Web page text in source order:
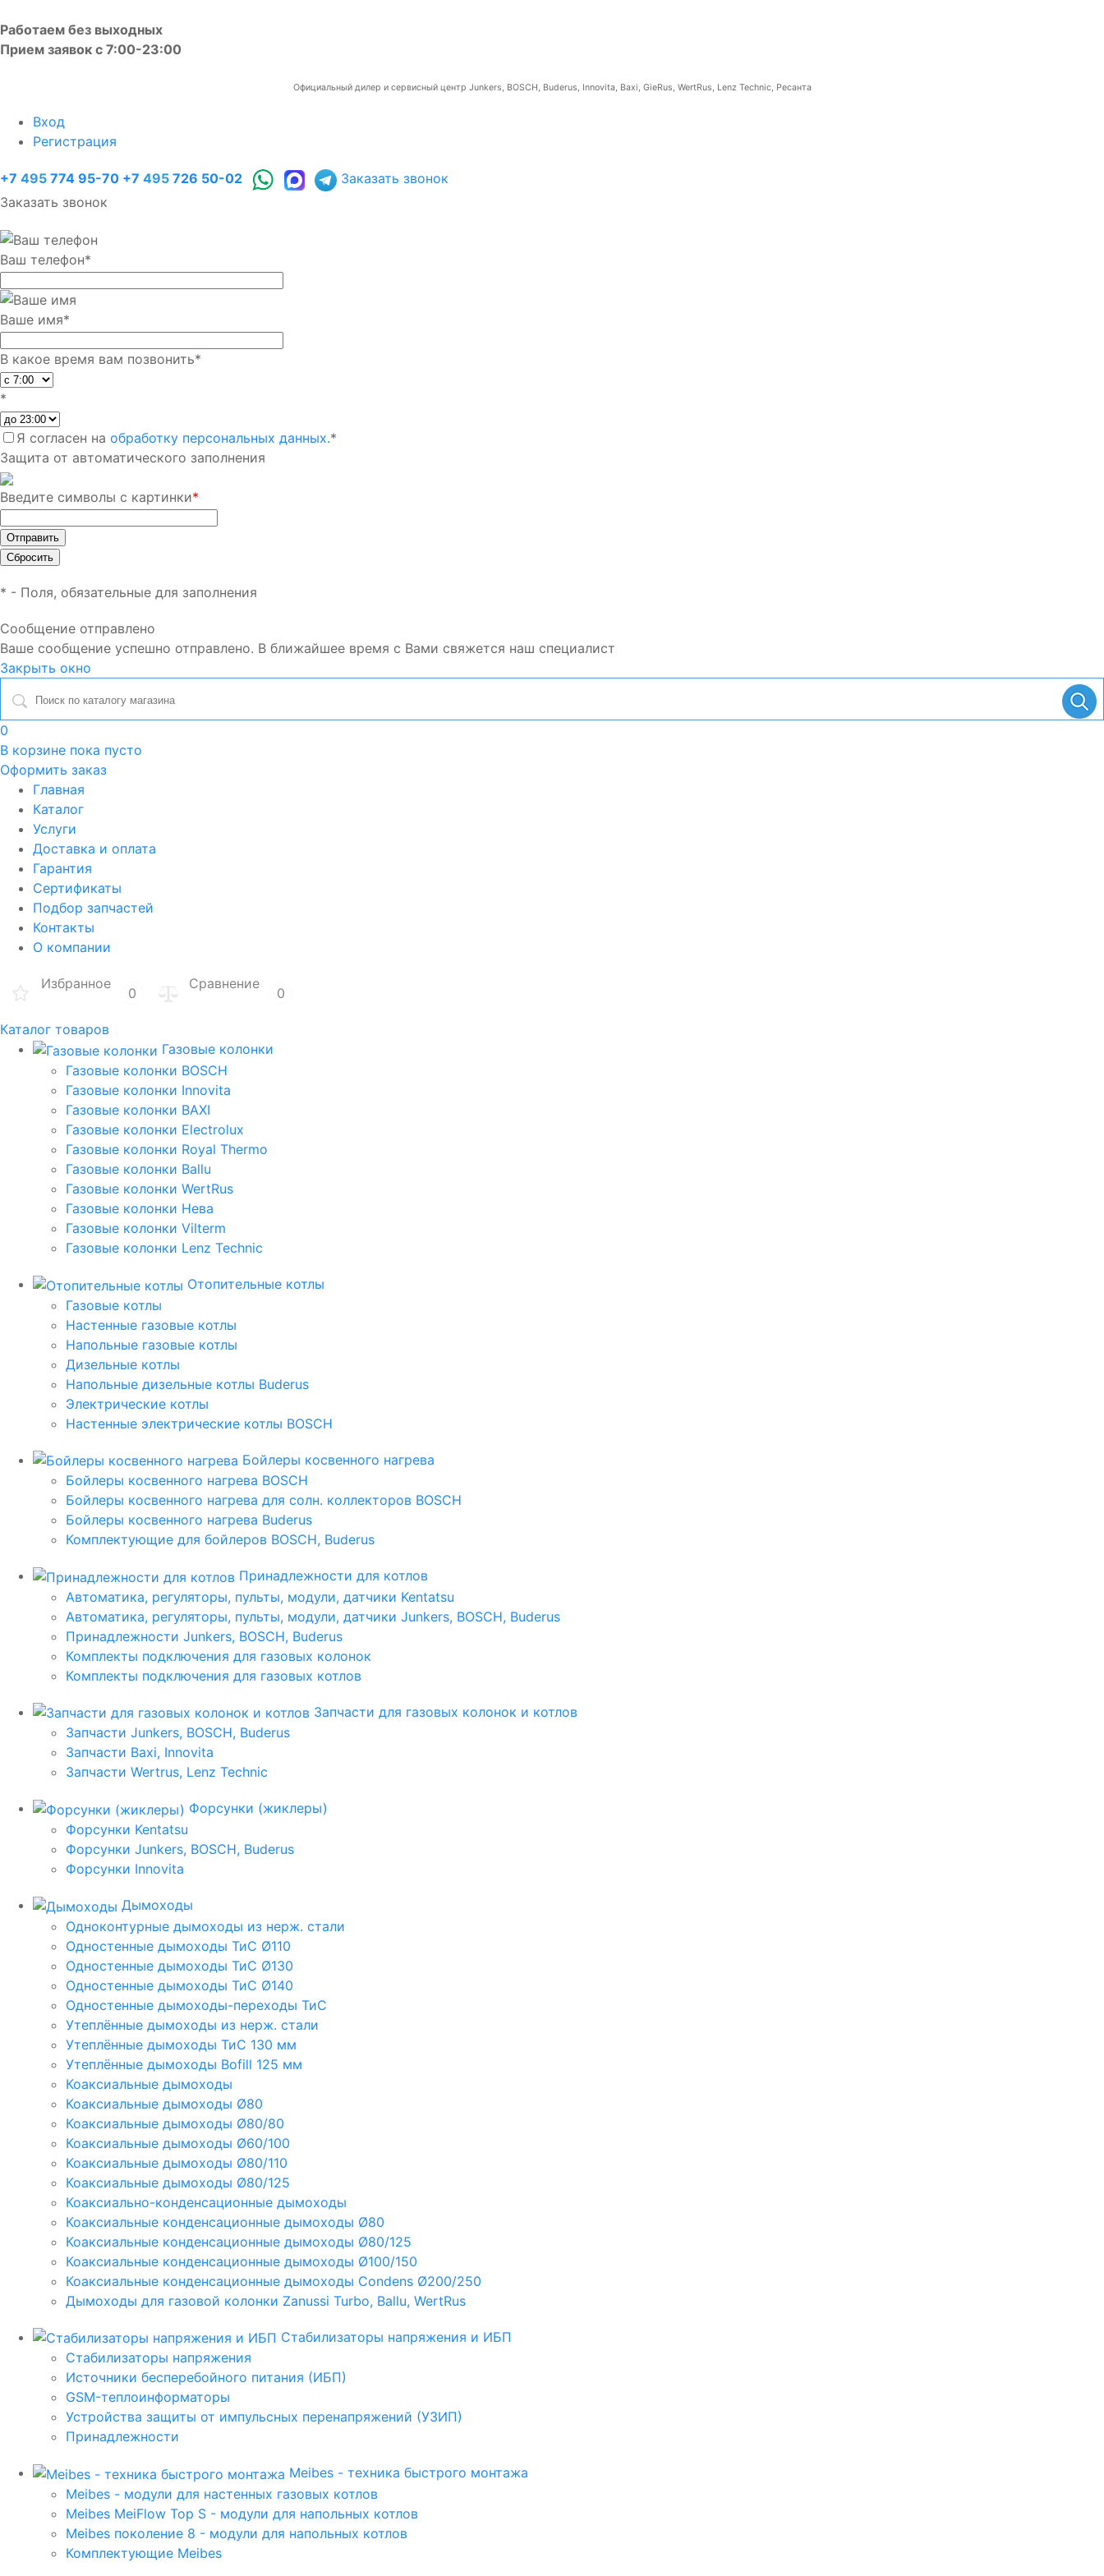
Работаем без выходных
Прием заявок с 7:00-23:00
Официальный дилер и сервисный центр Junkers, BOSCH, Buderus, Innovita, Baxi, GieRus, WertRus, Lenz Technic, Ресанта
Вход
Регистрация
+7 495 774 95-70 +7 495 726 50-02
Заказать звонок
Заказать звонок
Ваш телефон*
Ваше имя*
В какое время вам позвонить*
*
Я согласен на обработку персональных данных.*
Защита от автоматического заполнения
Введите символы с картинки*
* - Поля, обязательные для заполнения
Сообщение отправлено
Ваше сообщение успешно отправлено. В ближайшее время с Вами свяжется наш специалист
Закрыть окно
0
В корзине пока пусто
Оформить заказ
Главная
Каталог
Услуги
Доставка и оплата
Гарантия
Сертификаты
Подбор запчастей
Контакты
О компании
Избранное
0
Сравнение
0
Каталог товаров
Газовые колонки
Газовые колонки BOSCH
Газовые колонки Innovita
Газовые колонки BAXI
Газовые колонки Electrolux
Газовые колонки Royal Thermo
Газовые колонки Ballu
Газовые колонки WertRus
Газовые колонки Нева
Газовые колонки Vilterm
Газовые колонки Lenz Technic
Отопительные котлы
Газовые котлы
Настенные газовые котлы
Напольные газовые котлы
Дизельные котлы
Напольные дизельные котлы Buderus
Электрические котлы
Настенные электрические котлы BOSCH
Бойлеры косвенного нагрева
Бойлеры косвенного нагрева BOSCH
Бойлеры косвенного нагрева для солн. коллекторов BOSCH
Бойлеры косвенного нагрева Buderus
Комплектующие для бойлеров BOSCH, Buderus
Принадлежности для котлов
Автоматика, регуляторы, пульты, модули, датчики Kentatsu
Автоматика, регуляторы, пульты, модули, датчики Junkers, BOSCH, Buderus
Принадлежности Junkers, BOSCH, Buderus
Комплекты подключения для газовых колонок
Комплекты подключения для газовых котлов
Запчасти для газовых колонок и котлов
Запчасти Junkers, BOSCH, Buderus
Запчасти Baxi, Innovita
Запчасти Wertrus, Lenz Technic
Форсунки (жиклеры)
Форсунки Kentatsu
Форсунки Junkers, BOSCH, Buderus
Форсунки Innovita
Дымоходы
Одноконтурные дымоходы из нерж. стали
Одностенные дымоходы ТиС Ø110
Одностенные дымоходы ТиС Ø130
Одностенные дымоходы ТиС Ø140
Одностенные дымоходы-переходы ТиС
Утеплённые дымоходы из нерж. стали
Утеплённые дымоходы ТиС 130 мм
Утеплённые дымоходы Bofill 125 мм
Коаксиальные дымоходы
Коаксиальные дымоходы Ø80
Коаксиальные дымоходы Ø80/80
Коаксиальные дымоходы Ø60/100
Коаксиальные дымоходы Ø80/110
Коаксиальные дымоходы Ø80/125
Коаксиально-конденсационные дымоходы
Коаксиальные конденсационные дымоходы Ø80
Коаксиальные конденсационные дымоходы Ø80/125
Коаксиальные конденсационные дымоходы Ø100/150
Коаксиальные конденсационные дымоходы Condens Ø200/250
Дымоходы для газовой колонки Zanussi Turbo, Ballu, WertRus
Стабилизаторы напряжения и ИБП
Стабилизаторы напряжения
Источники бесперебойного питания (ИБП)
GSM-теплоинформаторы
Устройства защиты от импульсных перенапряжений (УЗИП)
Принадлежности
Meibes - техника быстрого монтажа
Meibes - модули для настенных газовых котлов
Meibes MeiFlow Top S - модули для напольных котлов
Meibes поколение 8 - модули для напольных котлов
Комплектующие Meibes